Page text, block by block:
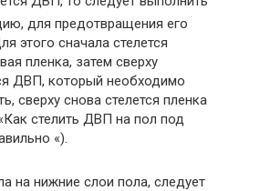
для предотвращения его
этого сначала стелется
пленка, затем сверху
ДВП, который необходимо
сверху снова стелется пленка
стелить ДВП на пол под
«).
на нижние слои пола, следует